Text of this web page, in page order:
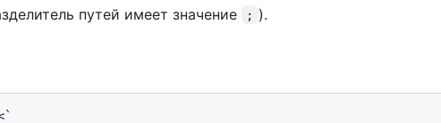
путей имеет значение
; ).